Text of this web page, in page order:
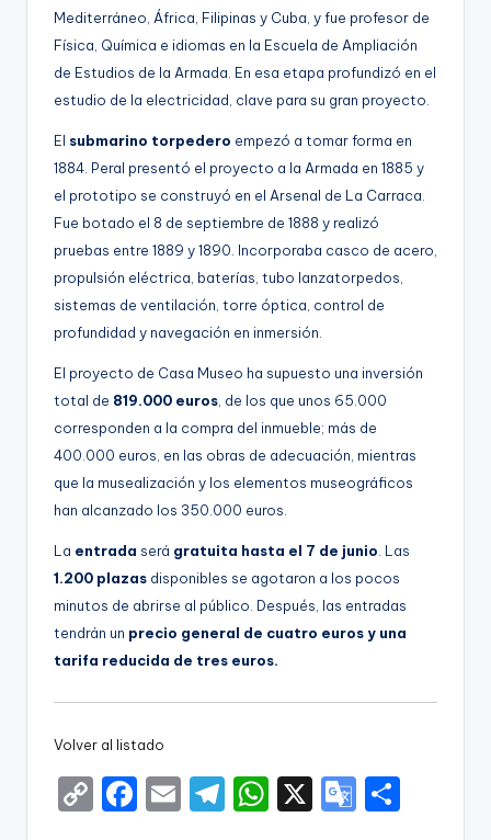
Mediterráneo, África, Filipinas y Cuba, y fue profesor de
Física, Química e idiomas en la Escuela de Ampliación
de Estudios de la Armada. En esa etapa profundizó en el
estudio de la electricidad, clave para su gran proyecto.
El submarino torpedero empezó a tomar forma en
1884. Peral presentó el proyecto a la Armada en 1885 y
el prototipo se construyó en el Arsenal de La Carraca.
Fue botado el 8 de septiembre de 1888 y realizó
pruebas entre 1889 y 1890. Incorporaba casco de acero,
propulsión eléctrica, baterías, tubo lanzatorpedos,
sistemas de ventilación, torre óptica, control de
profundidad y navegación en inmersión.
El proyecto de Casa Museo ha supuesto una inversión
total de 819.000 euros , de los que unos 65.000
corresponden a la compra del inmueble; más de
400.000 euros, en las obras de adecuación, mientras
que la musealización y los elementos museográficos
han alcanzado los 350.000 euros.
La entrada será gratuita hasta el 7 de junio . Las
1.200 plazas disponibles se agotaron a los pocos
minutos de abrirse al público. Después, las entradas
tendrán un precio general de cuatro euros y una
tarifa reducida de tres euros.
Volver al listado
C F
E
T
W X
G